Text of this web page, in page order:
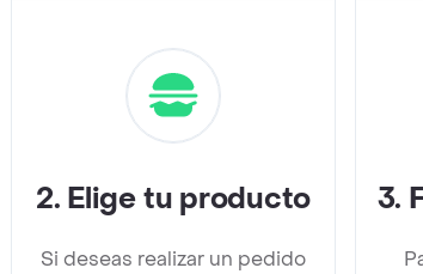
2. Elige tu producto
Si deseas realizar un pedido
3.